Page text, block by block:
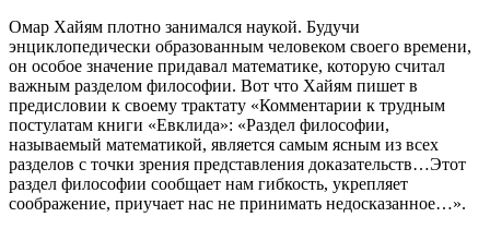
Омар Хайям плотно занимался наукой. Будучи
энциклопедически образованным человеком своего времени,
он особое значение придавал математике, которую считал
важным разделом философии. Вот что Хайям пишет в
предисловии к своему трактату «Комментарии к трудным
постулатам книги «Евклида»: «Раздел философии,
называемый математикой, является самым ясным из всех
разделов с точки зрения представления доказательств…Этот
раздел философии сообщает нам гибкость, укрепляет
соображение, приучает нас не принимать недосказанное…».